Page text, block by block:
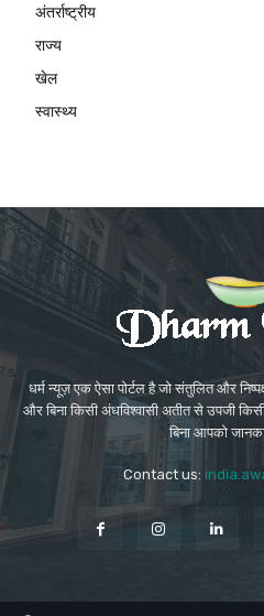
अंतर्राष्ट्रीय
राज्य
खेल
स्वास्थ्य
धर्म न्यूज़ एक ऐसा पोर्टल है जो संतुलित और
और बिना किसी अंधविश्वासी अतीत से उपजी
बिना आपको
Contact us: